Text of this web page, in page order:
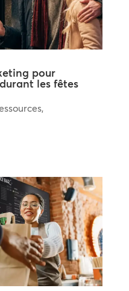
pour
les fêtes
,